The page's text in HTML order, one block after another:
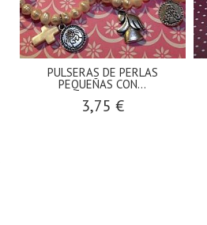
PULSERAS DE PERLAS
PEQUEÑAS CON...
3,75 €